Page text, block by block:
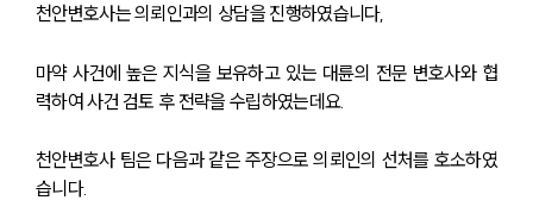
천안변호사는 의뢰인과의 상담을 진행하였습니다,
마약 사건에 높은 지식을 보유하고 있는 대륜의 전문 변호사와 협
력하여 사건 검토 후 전략을 수립하였는데요.
천안변호사 팀은 다음과 같은 주장으로 의뢰인의 선처를 호소하였
습니다.